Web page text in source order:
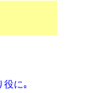
役に｡